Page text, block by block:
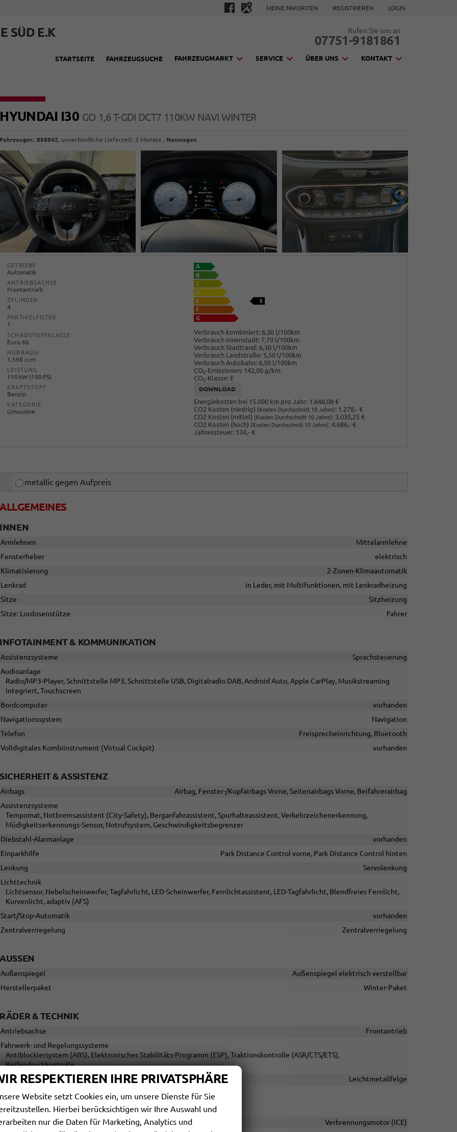
MEINE FAVORITEN REGISTRIEREN LOGIN
SÜD E.K Rufen Sie uns an
07751-9181861
STARTSEITE FAHRZEUGSUCHE FAHRZEUGMARKT SERVICE ÜBER UNS KONTAKT
HYUNDAI I30 GO 1,6 T-GDI DCT7 110KW NAVI WINTER
Fahrzeugnr.:858842, unverbindliche Lieferzeit: 3 Monate , Neuwagen
GETRIEBE
Automatik
ANTRIEBSACHSE
Frontantrieb
ZYLINDER
4
PARTIKELFILTER
1
SCHADSTOFFKLASSE
Euro 6b
HUBRAUM
1.598 ccm
LEISTUNG
110 kW (150 PS)
KRAFTSTOFF
Benzin
KATEGORIE
Limousine
Verbrauch kombiniert: 6,30 l/100km
Verbrauch Innenstadt: 7,70 l/100km
Verbrauch Stadtrand: 6,30 l/100km
Verbrauch Landstraße: 5,50 l/100km
Verbrauch Autobahn: 6,50 l/100km
CO2-Emissionen: 142,00 g/km
CO2-Klasse: E
DOWNLOAD
Energiekosten bei 15.000 km pro Jahr: 1.648,08 €
CO2 Kosten (niedrig) (Kosten Durchschnitt 10 Jahre): 1.278,- €
CO2 Kosten (mittel) (Kosten Durchschnitt 10 Jahre): 3.035,25 €
CO2 Kosten (hoch) (Kosten Durchschnitt 10 Jahre): 4.686,- €
Jahressteuer: 134,- €
metallic gegen Aufpreis
ALLGEMEINES
INNEN
Armlehnen
Mittelarmlehne
Fensterheber
elektrisch
Klimatisierung
2-Zonen-Klimaautomatik
Lenkrad
in Leder, mit Multifunktionen, mit Lenkradheizung
Sitze
Sitzheizung
Sitze: Lordosenstütze
Fahrer
INFOTAINMENT & KOMMUNIKATION
Assistenzsysteme
Sprachsteuerung
Audioanlage
Radio/MP3-Player, Schnittstelle MP3, Schnittstelle USB, Digitalradio DAB, Android Auto, Apple CarPlay, Musikstreaming
integriert, Touchscreen
Bordcomputer
vorhanden
Navigationssystem
Navigation
Telefon
Freisprecheinrichtung, Bluetooth
Volldigitales Kombiinstrument (Virtual Cockpit)
vorhanden
SICHERHEIT & ASSISTENZ
Airbags
Airbag, Fenster-/Kopfairbags Vorne, Seitenairbags Vorne, Beifahrerairbag
Assistenzsysteme
Tempomat, Notbremsassistent (City-Safety), Berganfahrassistent, Spurhalteassistent, Verkehrzeichenerkennung,
Müdigkeitserkennungs-Sensor, Notrufsystem, Geschwindigkeitsbegrenzer
Diebstahl-Alarmanlage
vorhanden
Einparkhilfe
Park Distance Control vorne, Park Distance Control hinten
Lenkung
Servolenkung
Lichttechnik
Lichtsensor, Nebelscheinwerfer, Tagfahrlicht, LED-Scheinwerfer, Fernlichtassistent, LED-Tagfahrlicht, Blendfreies Fernlicht,
Kurvenlicht, adaptiv (AFS)
Start/Stop-Automatik
vorhanden
Zentralverriegelung
Zentralverriegelung
AUSSEN
Außenspiegel
Außenspiegel elektrisch verstellbar
Herstellerpaket
Winter-Paket
RÄDER & TECHNIK
Antriebsachse
Frontantrieb
Fahrwerk- und Regelungssysteme
Antiblockiersystem (ABS), Elektronisches Stabilitäts-Programm (ESP), Traktionskontrolle (ASR/CTS/ETS),
Reifendruckkontrolle
Felgentyp
Leichtmetallfelge
SONSTIGES
Antriebsart
Verbrennungsmotor (ICE)
RESPEKTIEREN IHRE PRIVATSPHÄRE
Website setzt Cookies ein, um unsere Dienste für Sie
Hierbei berücksichtigen wir Ihre Auswahl und
nur die Daten für Marketing, Analytics und